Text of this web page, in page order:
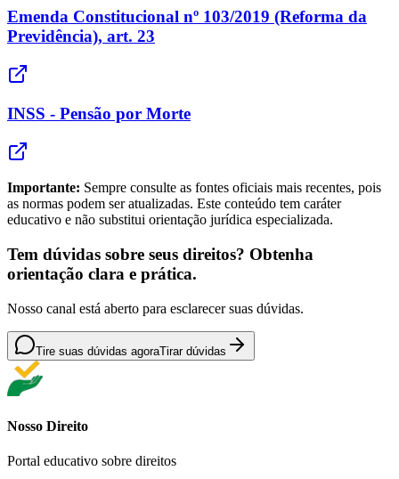
Emenda Constitucional nº 103/2019 (Reforma da
Previdência), art. 23
INSS - Pensão por Morte
Importante: Sempre consulte as fontes oficiais mais recentes, pois
as normas podem ser atualizadas. Este conteúdo tem caráter
educativo e não substitui orientação jurídica especializada.
Tem dúvidas sobre seus direitos? Obtenha
orientação clara e prática.
Nosso canal está aberto para esclarecer suas dúvidas.
Tire suas dúvidas agoraTirar dúvidas
Nosso Direito
Portal educativo sobre direitos